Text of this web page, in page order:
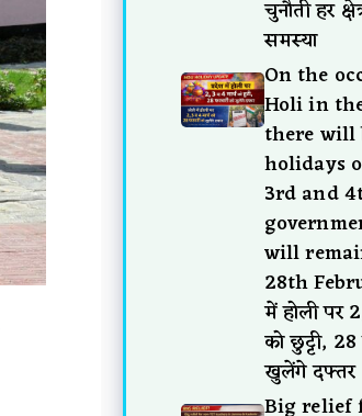
चुनौती हर
समस्या
On the
Holi in
there will
holidays
3rd and
will
28th
में होली पर
को छुट्टी,
खुलेंगे दफ्तर
Big relief